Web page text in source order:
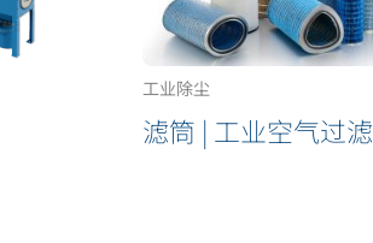
工业除尘
滤筒 | 工业空气过滤